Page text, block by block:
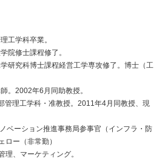
工学科卒業。
院修士課程修了。
研究科博士課程経営工学専攻修了。博士（工
。2002年6月同助教授。
管理工学科・准教授。2011年4月同教授、現
ベーション推進事務局参事官（インフラ・防
ロー（非常勤）
理、マーケティング。